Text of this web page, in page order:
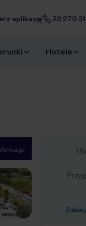
aplikację 22 270
Hotele
Next slide
1 /47